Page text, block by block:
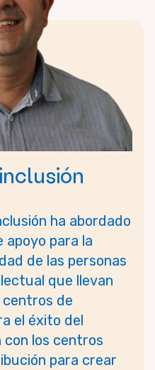
ha abordado
apoyo para la
de las personas
que llevan
centros de
el éxito del
con los centros
para crear